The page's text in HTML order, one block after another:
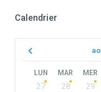
Calendrier
Previous
LUN MAR MER
Skip27 28 29